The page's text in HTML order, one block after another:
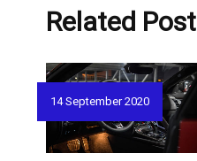
Related Post
14 September 2020